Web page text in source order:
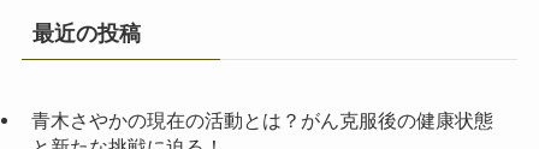
最近の投稿
青木さやかの現在の活動とは？がん克服後の健康状態